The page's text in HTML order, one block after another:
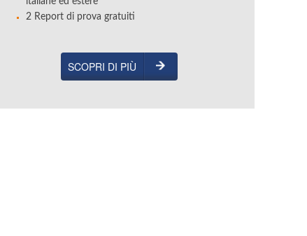
2 Report di prova gratuiti
SCOPRI DI PIÙ